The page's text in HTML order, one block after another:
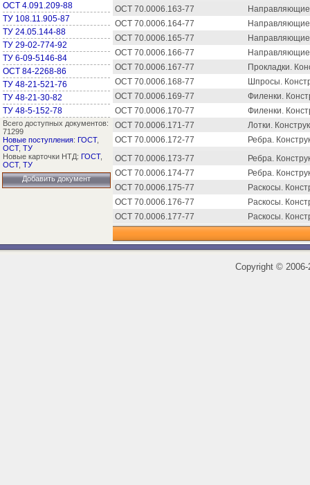
ОСТ 4.091.209-88
ТУ 108.11.905-87
ТУ 24.05.144-88
ТУ 29-02-774-92
ТУ 6-09-5146-84
ОСТ 84-2268-86
ТУ 48-21-521-76
ТУ 48-21-30-82
ТУ 48-5-152-78
Всего доступных документов:
71299
Новые поступления: ГОСТ,
ОСТ, ТУ
Новые карточки НТД: ГОСТ,
ОСТ, ТУ
Добавить документ
ОСТ 70.0006.163-77
ОСТ 70.0006.164-77
ОСТ 70.0006.165-77
ОСТ 70.0006.166-77
ОСТ 70.0006.167-77
Прокладки.
ОСТ 70.0006.168-77
Шпросы.
ОСТ 70.0006.169-77
Филенки.
ОСТ 70.0006.170-77
Филенки.
ОСТ 70.0006.171-77
Лотки.
ОСТ 70.0006.172-77
Ребра.
ОСТ 70.0006.173-77
Ребра.
ОСТ 70.0006.174-77
Ребра.
ОСТ 70.0006.175-77
Раскосы.
ОСТ 70.0006.176-77
Раскосы.
ОСТ 70.0006.177-77
Раскосы.
Copyright ©